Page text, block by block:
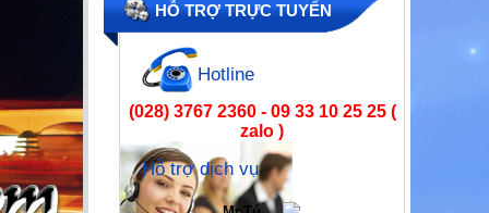
HỖ TRỢ TRỰC TUYẾN
Hotline
(028) 3767 2360 - 09 33 10 25 25 (
zalo )
Hỗ trợ dịch vụ